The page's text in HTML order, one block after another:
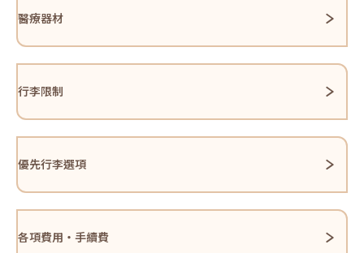
醫療器材
行李限制
優先行李選項
各項費用・手續費